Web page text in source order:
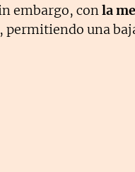
embargo, conla
permitiendo una